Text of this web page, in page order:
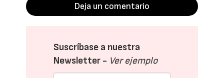
Deja un comentario
Suscríbase a nuestra
Newsletter - Ver ejemplo